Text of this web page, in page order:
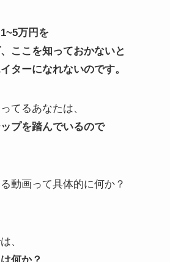
万円を
ここを知っておかないと
ターになれないのです。
てるあなたは、
プを踏んでいるので
動画って具体的に何か？
、
何か？